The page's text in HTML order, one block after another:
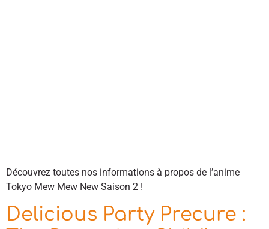
Découvrez toutes nos informations à propos de l’anime
Tokyo Mew Mew New Saison 2 !
Delicious Party Precure :